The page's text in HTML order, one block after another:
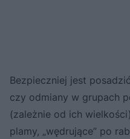
Bezpieczniej jest
czy odmiany w grupach
(zależnie od ich
plamy, „wędrujące” po